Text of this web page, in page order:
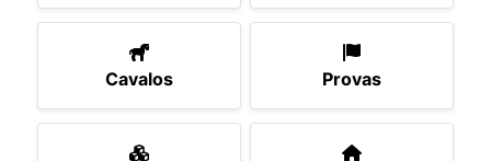
Cavalos Provas